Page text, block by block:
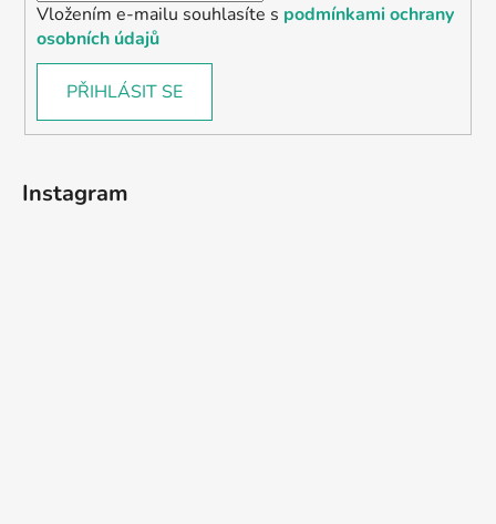
Vložením e-mailu souhlasíte s podmínkami ochrany
osobních údajů
PŘIHLÁSIT SE
Instagram